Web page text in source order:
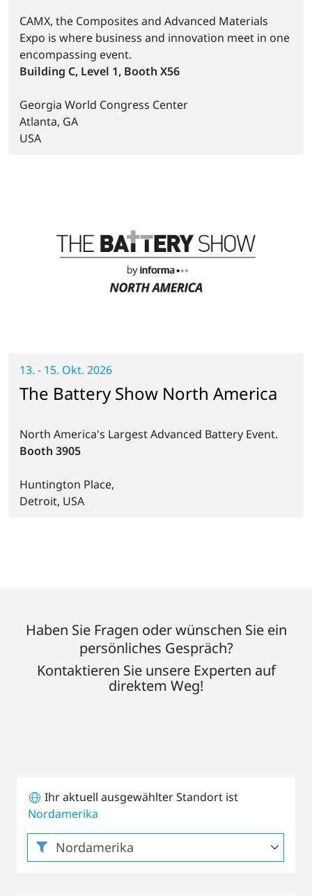
CAMX, the Composites and Advanced Materials
Expo is where business and innovation meet in one
encompassing event.
Building C, Level 1, Booth X56
Georgia World Congress Center
Atlanta, GA
USA
13. - 15. Okt. 2026
The Battery Show North America
North America's Largest Advanced Battery Event.
Booth 3905
Huntington Place,
Detroit, USA
Haben Sie Fragen oder wünschen Sie ein
persönliches Gespräch?
Kontaktieren Sie unsere Experten auf
direktem Weg!
Ihr aktuell ausgewählter Standort ist
Nordamerika